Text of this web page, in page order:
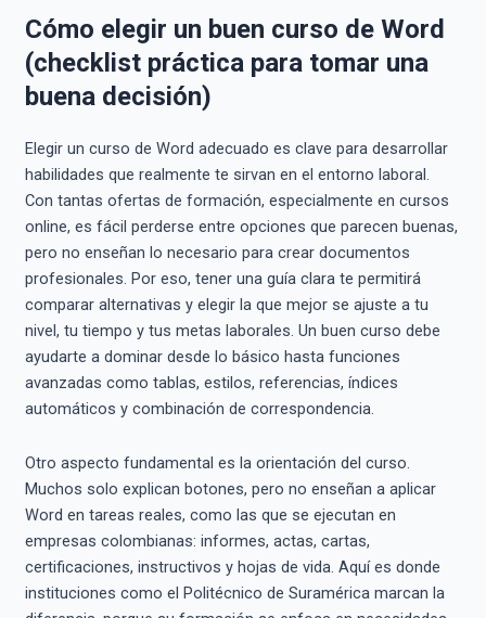
Cómo elegir un buen curso de Word
(checklist práctica para tomar una
buena decisión)
Elegir un curso de Word adecuado es clave para desarrollar
habilidades que realmente te sirvan en el entorno laboral.
Con tantas ofertas de formación, especialmente en cursos
online, es fácil perderse entre opciones que parecen buenas,
pero no enseñan lo necesario para crear documentos
profesionales. Por eso, tener una guía clara te permitirá
comparar alternativas y elegir la que mejor se ajuste a tu
nivel, tu tiempo y tus metas laborales. Un buen curso debe
ayudarte a dominar desde lo básico hasta funciones
avanzadas como tablas, estilos, referencias, índices
automáticos y combinación de correspondencia.
Otro aspecto fundamental es la orientación del curso.
Muchos solo explican botones, pero no enseñan a aplicar
Word en tareas reales, como las que se ejecutan en
empresas colombianas: informes, actas, cartas,
certificaciones, instructivos y hojas de vida. Aquí es donde
instituciones como el Politécnico de Suramérica marcan la